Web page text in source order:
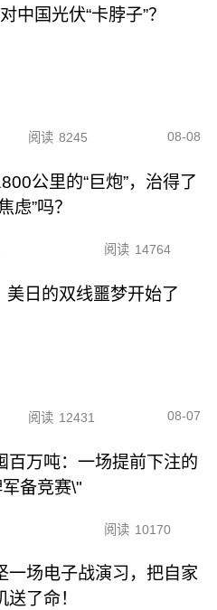
中国光伏“卡脖子”？
阅读 8245 08-08
公里的“巨炮”，治得了
虑”吗？
阅读 14764
日的双线噩梦开始了
阅读 12431 08-07
百万吨：一场提前下注的
备竞赛\"
阅读 10170
一场电子战演习，把自家
送了命！